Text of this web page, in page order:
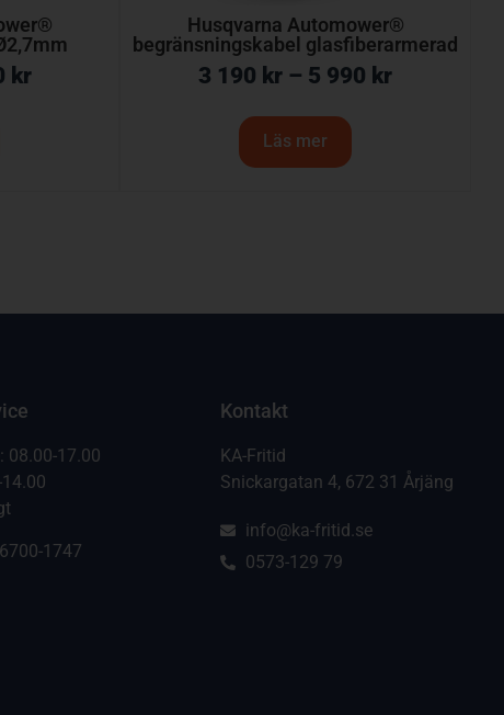
kr
Husqvarna Automower®
begränsningskabel glasfiberarmerad
3 190 kr – 5 990 kr
Läs mer
08.00-17.00
1747
Kontakt
KA-Fritid
Snickargatan 4, 672 31 Årjäng
info@ka-fritid.se
0573-129 79